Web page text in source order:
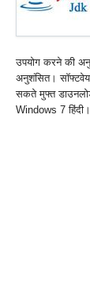
उपयोग करने की
अनुशंसित।
सकते मुफ्त
Windows 7 हिंदी।